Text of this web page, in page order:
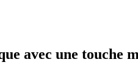
avec une touche